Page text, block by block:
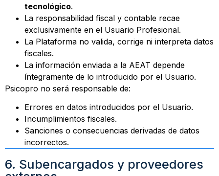
tecnológico.
La responsabilidad fiscal y contable recae
exclusivamente en el Usuario Profesional.
La Plataforma no valida, corrige ni interpreta datos
fiscales.
La información enviada a la AEAT depende
íntegramente de lo introducido por el Usuario.
Psicopro no será responsable de:
Errores en datos introducidos por el Usuario.
Incumplimientos fiscales.
Sanciones o consecuencias derivadas de datos
incorrectos.
6. Subencargados y proveedores